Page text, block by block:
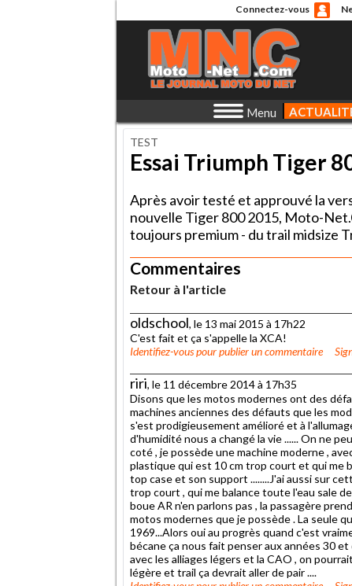
Connectez-vous
Menu
TEST
Essai Triumph Tiger
Après avoir testé et approuvé la
nouvelle Tiger 800 2015, Moto-
toujours premium - du trail midsize
Commentaires
Retour à l'article
oldschool, le 13 mai 2015 à 17h22
C'est fait et ça s'appelle la XCA!
Identifiez-vouspour publier un commentaire
riri, le 11 décembre 2014 à 17h35
Disons que les motos modernes ont des
machines anciennes des défauts que les
s'est prodigieusement amélioré et à
d'humidité nous a changé la vie ...... On ne
coté , je possède une machine moderne ,
plastique qui est 10 cm trop court et qui me
top case et son support ........J'ai aussi sur
trop court , qui me balance toute l'eau sale
boue AR n'en parlons pas , la passagère
motos modernes que je possède . La seule
1969...Alors oui au progrès quand c'est
bécane ça nous fait penser aux années 30
avec les alliages légers et la CAO , on
légère et trail ça devrait aller de pair ....